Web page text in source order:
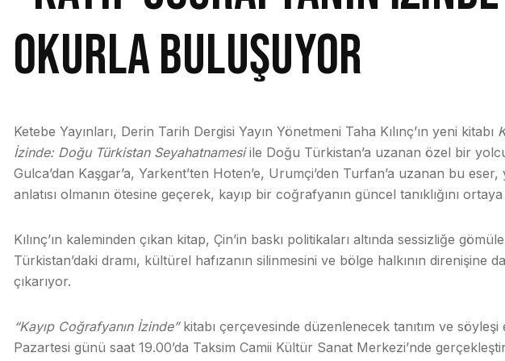
OKURLA BULUŞUYOR
Ketebe Yayınları, Derin Tarih Dergisi Yayın Yönetmeni Taha Kılınç’ın yeni kitabı
İzinde: Doğu Türkistan Seyahatnamesiile Doğu Türkistan’a uzanan özel bir
Gulca’dan Kaşgar’a, Yarkent’ten Hoten’e, Urumçi’den Turfan’a uzanan bu
anlatısı olmanın ötesine geçerek, kayıp bir coğrafyanın güncel tanıklığını
Kılınç’ın kaleminden çıkan kitap, Çin’in baskı politikaları altında sessizliğe
Türkistan’daki dramı, kültürel hafızanın silinmesini ve bölge halkının direnişine
çıkarıyor.
“Kayıp Coğrafyanın İzinde”kitabı çerçevesinde düzenlenecek tanıtım ve söyleşi
Pazartesi günü saat 19.00’da Taksim Camii Kültür Sanat Merkezi’nde